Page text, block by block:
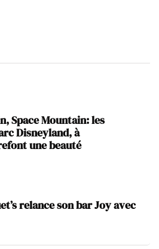
Space Mountain: les
Disneyland, à
une beauté
relance son bar Joy avec